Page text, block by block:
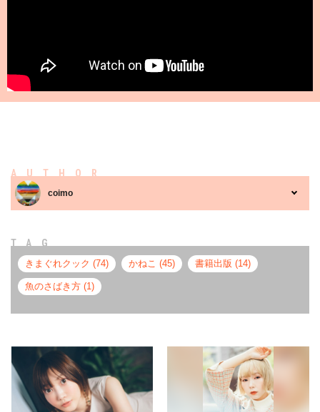
AUTHOR
coimo
TAG
きまぐれクック (74) かねこ (45) 書籍出版 (14)
魚のさばき方 (1)